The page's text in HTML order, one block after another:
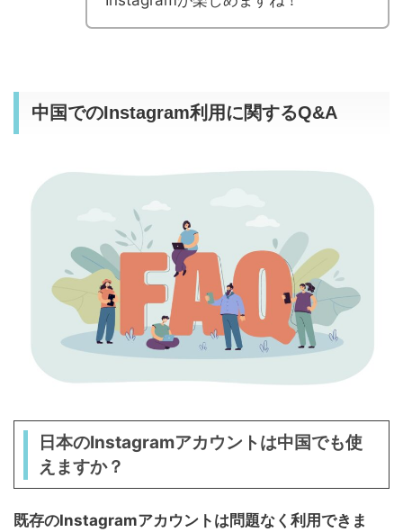
中国でのInstagram利用に関するQ&A
日本のInstagramアカウントは中国でも使
えますか？
既存のInstagramアカウントは問題なく利用できま